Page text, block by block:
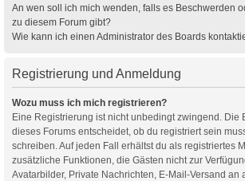
An wen soll ich mich wenden, falls es Beschwerden
zu diesem Forum gibt?
Wie kann ich einen Administrator des Boards
Registrierung und Anmeldung
Wozu muss ich mich registrieren?
Eine Registrierung ist nicht unbedingt zwingend. Die
dieses Forums entscheidet, ob du registriert sein
schreiben. Auf jeden Fall erhältst du als registriertes
zusätzliche Funktionen, die Gästen nicht zur
Avatarbilder, Private Nachrichten, E-Mail-Versand an